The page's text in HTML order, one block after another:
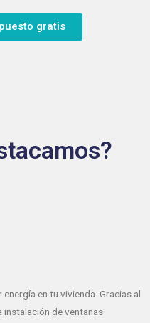
gratis
en tu vivienda. Gracias al
instalación de ventanas